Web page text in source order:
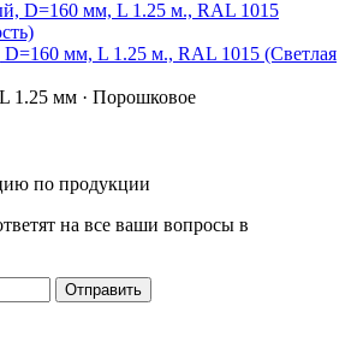
мм, L 1.25 м., RAL 1015 (Светлая
1.25 мм · Порошковое
по продукции
на все ваши вопросы в